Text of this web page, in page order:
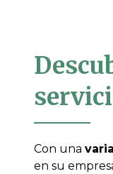
Con una
en su